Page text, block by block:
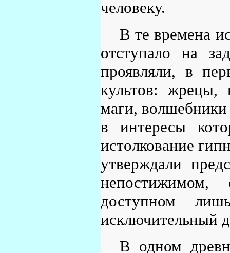
человеку.
В те времена
отступало на
проявляли, в
культов: жрецы,
маги,
в интересы
истолкование
утверждали
непостижимом,
доступном
исключительный
В одном